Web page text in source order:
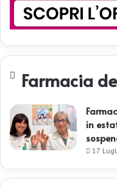
Farmacia
in
17